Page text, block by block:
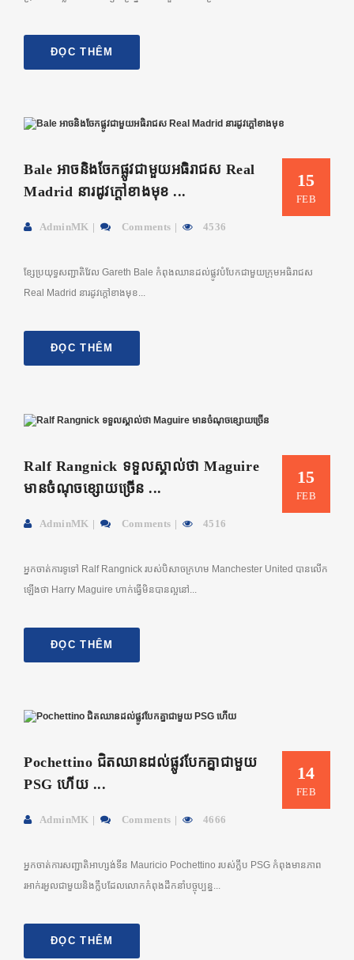
ĐỌC THÊM
15
FEB
Bale អាចនិងចែកផ្លូវជាមួយអធិរាជស Real
Madrid នារដូវក្តៅខាងមុខ​ ...
AdminMK Comments 4536
ខ្សែប្រយុទ្ធសញ្ជាតិវែល Gareth Bale កំពុងឈានដល់ផ្លូវបំបែកជាមួយក្រុមអធិរាជស
Real Madrid នារដូវក្តៅខាងមុខ...
ĐỌC THÊM
15
FEB
Ralf Rangnick ទទួលស្គាល់ថា Maguire
មានចំណុចខ្សោយច្រើន ...
AdminMK Comments 4516
អ្នកចាត់ការទូទៅ Ralf Rangnick របស់បិសាចក្រហម Manchester United បានលើក
ឡើងថា Harry Maguire ហាក់ធ្វើមិនបានល្អនៅ...
ĐỌC THÊM
14
FEB
Pochettino ជិតឈានដល់ផ្លូវបែកគ្នាជាមួយ
PSG ហើយ ...
AdminMK Comments 4666
អ្នកចាត់ការសញ្ជាតិអាហ្សង់ទីន Mauricio Pochettino របស់ក្លឹប PSG កំពុងមានភាព
រអាក់រអួលជាមួយនិងក្លឹបដែលលោកកំពុងដឹកនាំបច្ចុប្បន្ន...
ĐỌC THÊM